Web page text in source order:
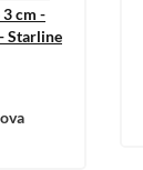
cm -
Starline